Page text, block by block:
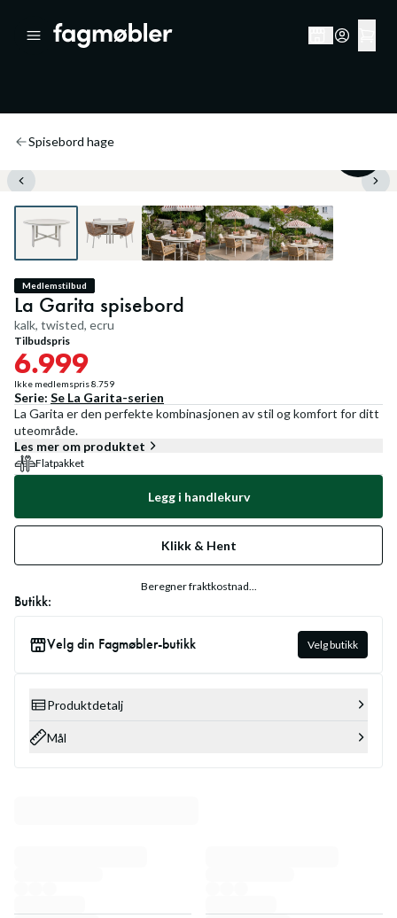
Spisebord hage
Medlemstilbud
La Garita spisebord
kalk, twisted, ecru
Tilbudspris
6.999
Ikke medlemspris8.759
Serie: Se La Garita-serien
La Garita er den perfekte kombinasjonen av stil og komfort for ditt
uteområde.
Les mer om produktet
Flatpakket
Legg i handlekurv
Klikk & Hent
Beregner fraktkostnad...
Butikk:
Velg din Fagmøbler-butikk Velg butikk
Produktdetalj
Mål